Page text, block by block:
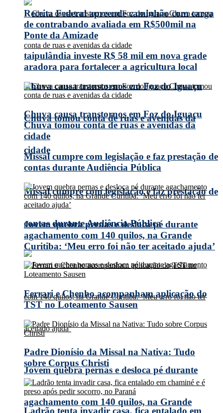
Chuva causa transtornos em Foz do Iguaçu
Chuva tomou conta de ruas e avenidas da
cidade
Missal cumpre com legislação e faz prestação de
contas durante Audiência Pública
Jovem quebra pernas e desloca pé durante
agachamento com 140 quilos, na Grande
Receita Federal apreende caminhão com carga
de contrabando avaliada em R$500mil na
Ponte da Amizade
taipulândia investe R$ 58 mil em nova grade
aradora para fortalecer a agricultura local
Chuva causa transtornos em Foz do Iguaçu
Chuva tomou conta de ruas e avenidas da
cidade
Missal cumpre com legislação e faz prestação de
contas durante Audiência Pública
Jovem quebra pernas e desloca pé durante
agachamento com 140 quilos, na Grande
Curitiba: ‘Meu erro foi não ter aceitado ajuda’
Ferrari e Chenho acompanham aplicação do
TST no Loteamento Sausen
Padre Dionísio da Missal na Nativa: Tudo
sobre Corpus Christi
Ladrão tenta invadir casa, fica entalado em